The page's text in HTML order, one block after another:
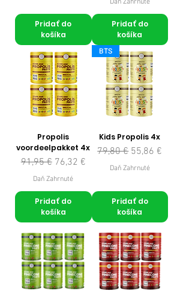
Pridať do
košíka
Daň Zahrnuté
Pridať do
košíka
Propolis
voordeelpakket 4x
Normálna cena
91,95 € Zľavnená cena
76,32 €
Daň Zahrnuté
Pridať do
košíka
BTS
Kids Propolis 4x
Normálna cena
79,80 € Zľavnená cena
55,86 €
Daň Zahrnuté
Pridať do
košíka